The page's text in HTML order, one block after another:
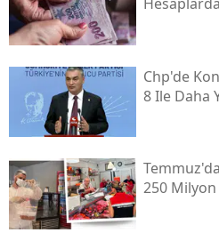
Chp'de
8 Ile Daha
250 Milyon